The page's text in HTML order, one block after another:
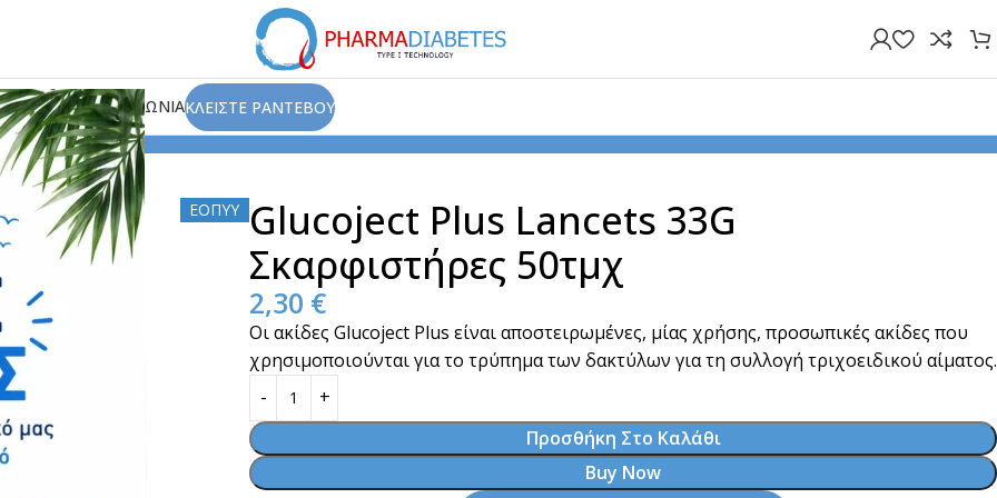
ΑΡΘΡΑΕΠΙΚΟΙΝΩΝΙΑΚΛΕΙΣΤΕ ΡΑΝΤΕΒΟΥ
Plus Lancets 33G Σκαρφιστήρες 50τμχ
ΕΟΠΥΥ Glucoject Plus Lancets 33G
Σκαρφιστήρες 50τμχ
2,30 €
Οι ακίδες Glucoject Plus είναι αποστειρωμένες, μίας χρήσης, προσωπικές ακίδες που
χρησιμοποιούνται για το τρύπημα των δακτύλων για τη συλλογή τριχοειδικού αίματος.
Προσθήκη Στο Καλάθι
Buy Now